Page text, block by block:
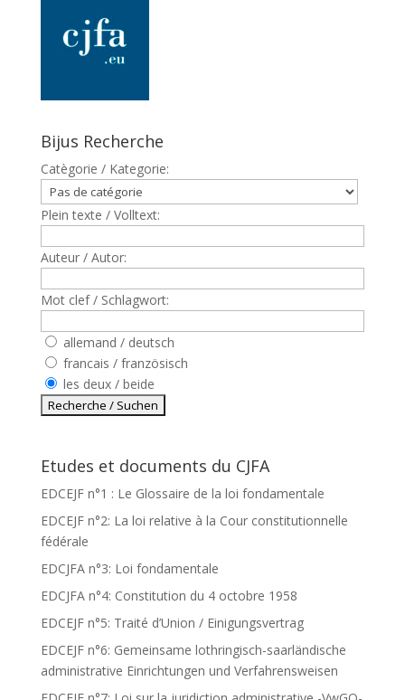
Bijus Recherche
Catègorie / Kategorie:
Plein texte / Volltext:
Auteur / Autor:
Mot clef / Schlagwort:
allemand / deutsch
francais / französisch
les deux / beide
Etudes et documents du CJFA
EDCEJF n°1 : Le Glossaire de la loi fondamentale
EDCEJF n°2: La loi relative à la Cour constitutionnelle
fédérale
EDCJFA n°3: Loi fondamentale
EDCJFA n°4: Constitution du 4 octobre 1958
EDCEJF n°5: Traité d’Union / Einigungsvertrag
EDCEJF n°6: Gemeinsame lothringisch-saarländische
administrative Einrichtungen und Verfahrensweisen